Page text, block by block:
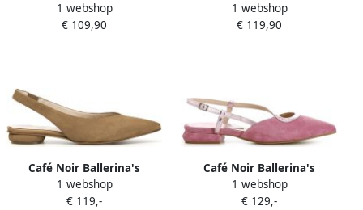
C1EC3004
1 webshop
€ 109,90
C1XB1009
1 webshop
€ 119,90
Café Noir Ballerina's
C1ED5240
1 webshop
€ 119,-
Café Noir Ballerina's
C1ED5380
1 webshop
€ 129,-